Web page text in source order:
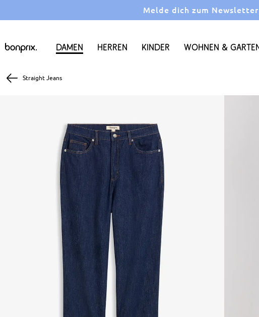
Melde dich zum
Damen Herren Kinder Wohnen &
Straight Jeans